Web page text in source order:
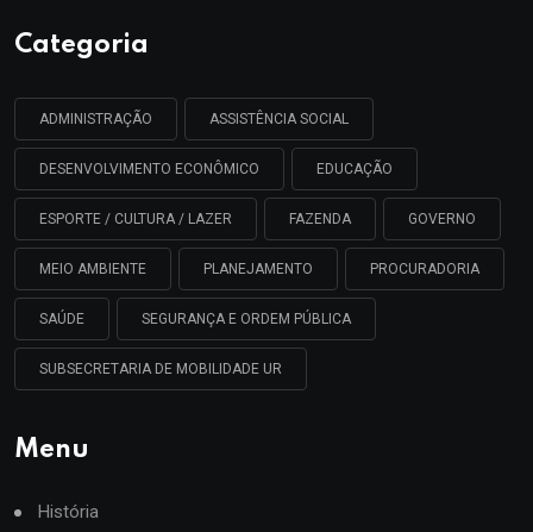
Categoria
ADMINISTRAÇÃO ASSISTÊNCIA SOCIAL
DESENVOLVIMENTO ECONÔMICO EDUCAÇÃO
ESPORTE / CULTURA / LAZER FAZENDA GOVERNO
MEIO AMBIENTE PLANEJAMENTO PROCURADORIA
SAÚDE SEGURANÇA E ORDEM PÚBLICA
SUBSECRETARIA DE MOBILIDADE UR
Menu
História